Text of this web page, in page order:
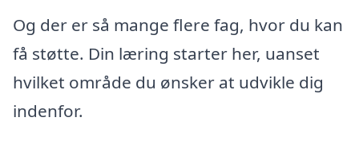
Og der er så mange flere fag, hvor du kan
få støtte. Din læring starter her, uanset
hvilket område du ønsker at udvikle dig
indenfor.